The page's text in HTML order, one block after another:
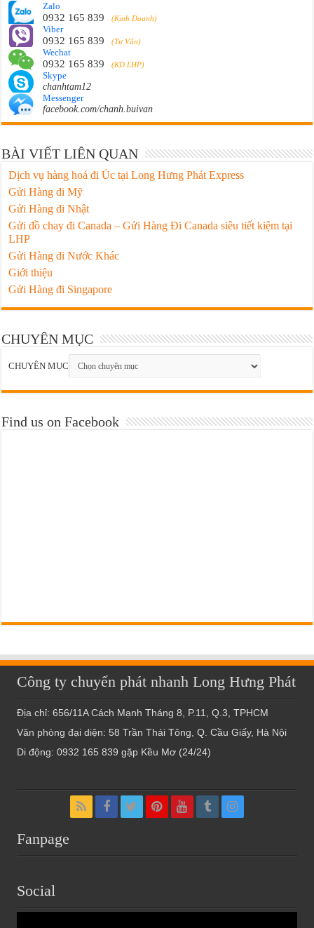
Zalo
0932 165 839 (Kinh Doanh)
Viber
0932 165 839 (Tư Vấn)
Wechat
0932 165 839 (KD LHP)
Skype
chanhtam12
Messenger
facebook.com/chanh.buivan
BÀI VIẾT LIÊN QUAN
Dịch vụ hàng hoá đi Úc tại Long Hưng Phát Express
Gửi Hàng đi Mỹ
Gửi Hàng đi Nhật
Gửi đồ chay đi Canada – Gửi Hàng Đi Canada siêu tiết kiệm tại
LHP
Gửi Hàng đi Nước Khác
Giới thiệu
Gửi Hàng đi Singapore
CHUYÊN MỤC
CHUYÊN MỤC
Find us on Facebook
Công ty chuyển phát nhanh Long Hưng Phát
Địa chỉ: 656/11A Cách Mạnh Tháng 8, P.11, Q.3, TPHCM
Văn phòng đại diện: 58 Trần Thái Tông, Q. Cầu Giấy, Hà Nội
Di động: 0932 165 839 gặp Kều Mơ (24/24)
Fanpage
Social